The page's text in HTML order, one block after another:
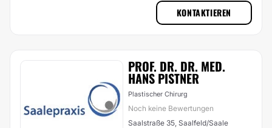
KONTAKTIEREN
PROF. DR. DR. MED.
HANS PISTNER
Plastischer Chirurg
Noch keine Bewertungen
Saalstraße 35, Saalfeld/Saale